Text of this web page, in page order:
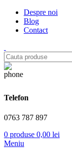
Despre noi
Blog
Contact
Telefon
0763 787 897
0 produse 0,00 lei
Meniu